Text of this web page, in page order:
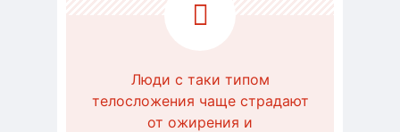
Люди с таки типом
телосложения чаще страдают
от ожирения и